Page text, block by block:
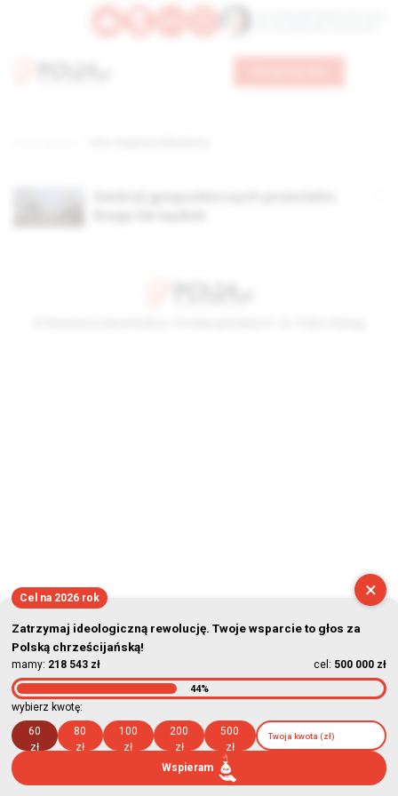
×
Cel na 2026 rok
Zatrzymaj ideologiczną rewolucję. Twoje wsparcie to głos za
Polską chrześcijańską!
mamy: 218 543 zł cel: 500 000 zł
44%
wybierz kwotę:
60
zł
80
zł
100
zł
200
zł
500
zł
Wspieram